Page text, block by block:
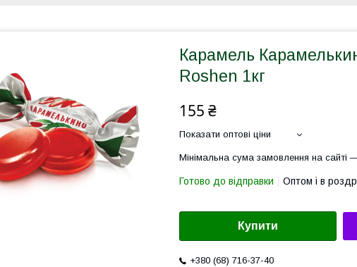
Карамель
Roshen 1кг
155 ₴
Показати оптові ціни
Мінімальна сума замовлення на сайті
Готово до відправки Оптом і в
Купити
+380 (68) 716-37-40